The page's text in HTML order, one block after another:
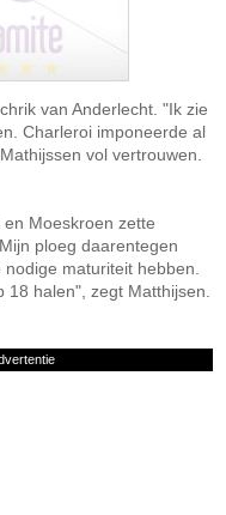
van Anderlecht. "Ik zie
Charleroi imponeerde al
vol vertrouwen.
Moeskroen zette
ploeg daarentegen
maturiteit hebben.
halen", zegt Matthijsen.